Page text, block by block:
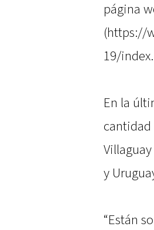
página
(https://
19/
En la
cantidad
y
“Están